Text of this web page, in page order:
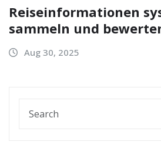
Reiseinformationen
sammeln und
Aug 30, 2025